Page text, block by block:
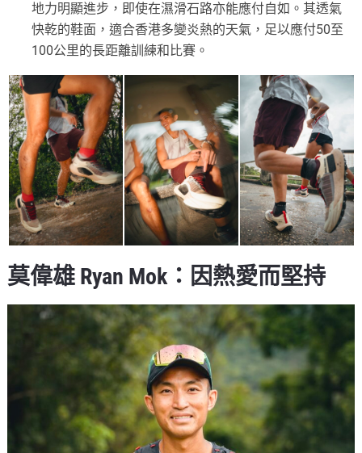
地力明顯進步，即使在濕滑石路亦能應付自如。其透氣
快乾的鞋面，適合香港多變炎熱的天氣，足以應付50至
100公里的長距離訓練和比賽。
莫偉雄 Ryan Mok：因熱愛而堅持